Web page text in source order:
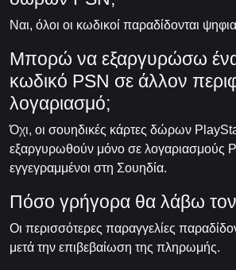
Ναι, όλοι οι κωδικοί παραδίδονται
Μπορώ να εξαργυρώσω
κωδικό PSN σε άλλον
λογαριασμό;
Όχι, οι σουηδικές κάρτες δώρων
εξαργυρωθούν μόνο σε λογαριασμούς
εγγεγραμμένοι στη Σουηδία.
Πόσο γρήγορα θα λάβω
Οι περισσότερες παραγγελίες
μετά την επιβεβαίωση της πληρωμής.